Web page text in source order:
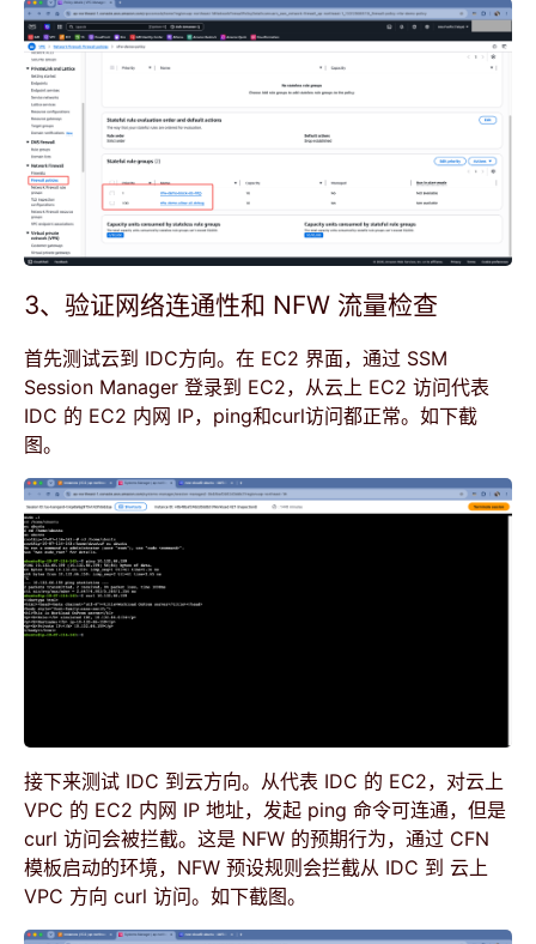
3、验证网络连通性和 NFW 流量检查
首先测试云到 IDC方向。在 EC2 界面，通过 SSM
Session Manager 登录到 EC2，从云上 EC2 访问代表
IDC 的 EC2 内网 IP，ping和curl访问都正常。如下截
图。
接下来测试 IDC 到云方向。从代表 IDC 的 EC2，对云上
VPC 的 EC2 内网 IP 地址，发起 ping 命令可连通，但是
curl 访问会被拦截。这是 NFW 的预期行为，通过 CFN
模板启动的环境，NFW 预设规则会拦截从 IDC 到 云上
VPC 方向 curl 访问。如下截图。